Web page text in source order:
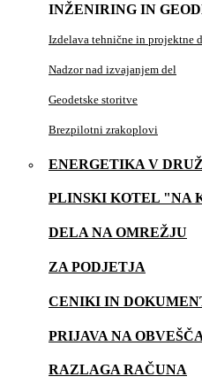
INŽENIRING IN
Izdelava tehnične in projektne
Nadzor nad izvajanjem del
Geodetske storitve
Brezpilotni zrakoplovi
ENERGETIKA V
PLINSKI KOTEL "NA
DELA NA OMREŽJU
ZA PODJETJA
CENIKI IN
PRIJAVA NA
RAZLAGA RAČUNA